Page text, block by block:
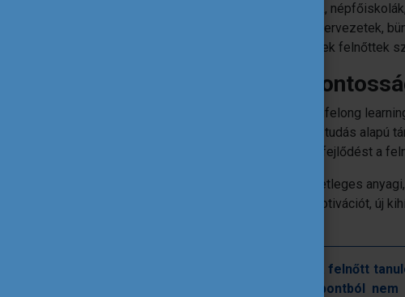
közgyűjtemények, közösségi központok,
is), színházak, civil szervezetek, szakszervezetek,
egyházak vagy más szervezetek, amelyek felnőttek
A felnőttkori tanulás
Az EU stratégiájának is fontos része a Lifelong
támogatása, de emellett az információs, tudás alapú
egyre inkább megköveteli a folyamatos fejlődést a
A folyamatos tanulásnak azonban az esetleges
személyes előnye is van: önbizalmat, motivációt, új
Óriási eltérések vannak azonban a felnőtt
igényei között, emiatt sok szempontból